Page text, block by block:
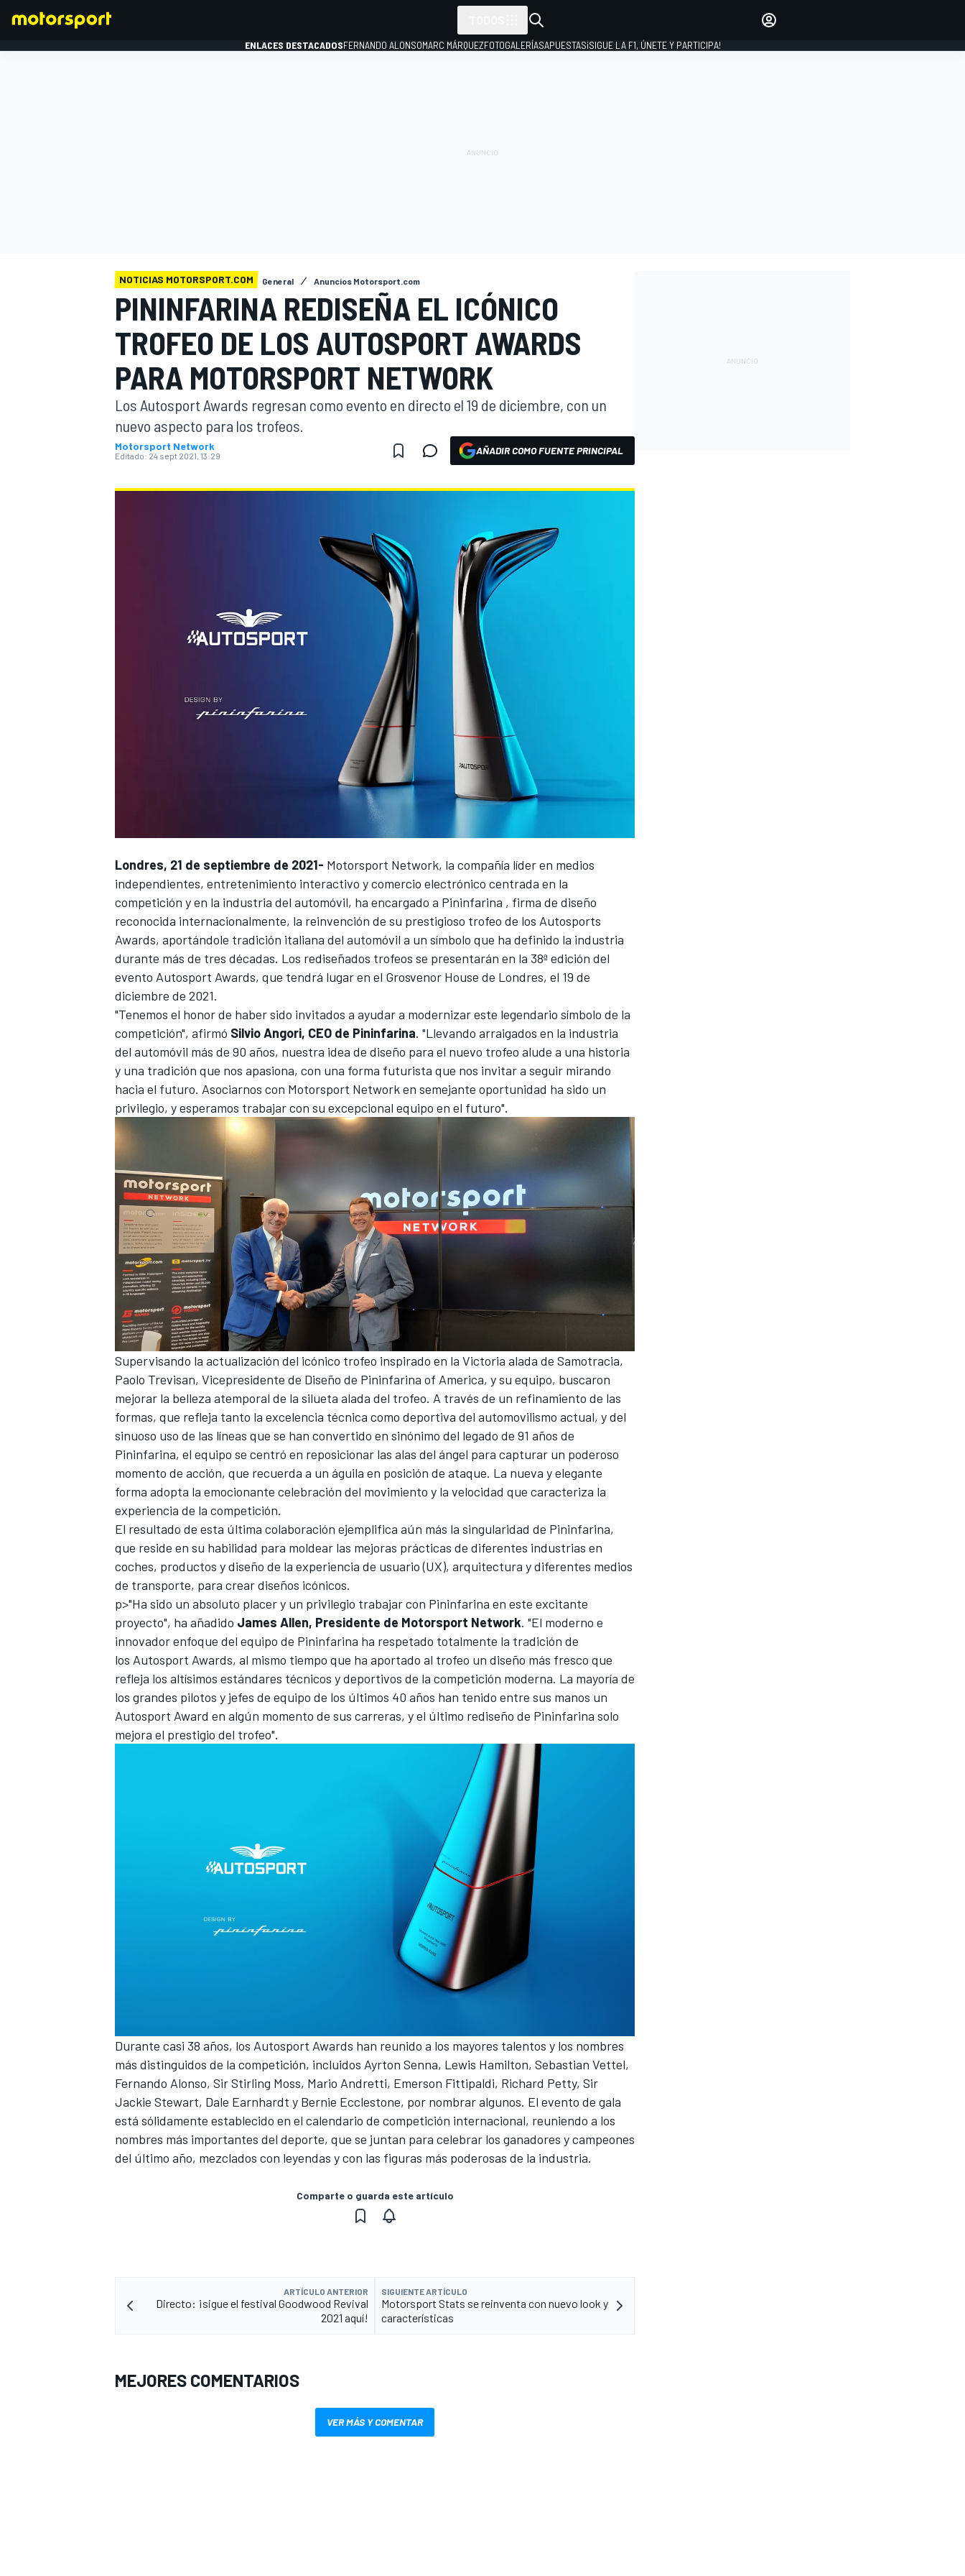
MÁS CATEGORÍAS
ENLACES DESTACADOSFERNANDO ALONSOMARC MÁRQUEZFOTOGALERÍASAPUESTAS¡SIGUE LA F1, ÚNETE Y PARTICIPA!
NOTICIAS MOTORSPORT.COM General Anuncios Motorsport.com
PININFARINA REDISEÑA EL ICÓNICO
TROFEO DE LOS AUTOSPORT AWARDS
PARA MOTORSPORT NETWORK
Los Autosport Awards regresan como evento en directo el 19 de diciembre, con un
nuevo aspecto para los trofeos.
Motorsport Network
Editado: 24 sept 2021, 13:29 AÑADIR COMO FUENTE PRINCIPAL
Londres, 21 de septiembre de 2021- Motorsport Network, la compañía líder en medios
independientes, entretenimiento interactivo y comercio electrónico centrada en la
competición y en la industria del automóvil, ha encargado a Pininfarina , firma de diseño
reconocida internacionalmente, la reinvención de su prestigioso trofeo de los Autosports
Awards, aportándole tradición italiana del automóvil a un símbolo que ha definido la industria
durante más de tres décadas. Los rediseñados trofeos se presentarán en la 38ª edición del
evento Autosport Awards, que tendrá lugar en el Grosvenor House de Londres, el 19 de
diciembre de 2021.
"Tenemos el honor de haber sido invitados a ayudar a modernizar este legendario símbolo de la
competición", afirmó Silvio Angori, CEO de Pininfarina. "Llevando arraigados en la industria
del automóvil más de 90 años, nuestra idea de diseño para el nuevo trofeo alude a una historia
y una tradición que nos apasiona, con una forma futurista que nos invitar a seguir mirando
hacia el futuro. Asociarnos con Motorsport Networken semejante oportunidad ha sido un
privilegio, y esperamos trabajar con su excepcional equipo en el futuro".
Supervisando la actualización del icónico trofeo inspirado en la Victoria alada de Samotracia,
Paolo Trevisan, Vicepresidente de Diseño de Pininfarina of America, y su equipo, buscaron
mejorar la belleza atemporal de la silueta alada del trofeo. A través de un refinamiento de las
formas, que refleja tanto la excelencia técnica como deportiva del automovilismo actual, y del
sinuoso uso de las líneas que se han convertido en sinónimo del legado de 91 años de
Pininfarina, el equipo se centró en reposicionar las alas del ángel para capturar un poderoso
momento de acción, que recuerda a un águila en posición de ataque. La nueva y elegante
forma adopta la emocionante celebración del movimiento y la velocidad que caracteriza la
experiencia de la competición.
El resultado de esta última colaboración ejemplifica aún más la singularidad de Pininfarina,
que reside en su habilidad para moldear las mejoras prácticas de diferentes industrias en
coches, productos y diseño de la experiencia de usuario (UX), arquitectura y diferentes medios
de transporte, para crear diseños icónicos.
p>"Ha sido un absoluto placer y un privilegio trabajar con Pininfarina en este excitante
proyecto", ha añadido James Allen, Presidente de Motorsport Network. "El moderno e
innovador enfoque del equipo de Pininfarina ha respetado totalmente la tradición de
los Autosport Awards, al mismo tiempo que ha aportado al trofeo un diseño más fresco que
refleja los altísimos estándares técnicos y deportivos de la competición moderna. La mayoría de
los grandes pilotos y jefes de equipo de los últimos 40 años han tenido entre sus manos un
Autosport Award en algún momento de sus carreras, y el último rediseño de Pininfarina solo
mejora el prestigio del trofeo".
Durante casi 38 años, los Autosport Awards han reunido a los mayores talentos y los nombres
más distinguidos de la competición, incluidos Ayrton Senna, Lewis Hamilton, Sebastian Vettel,
Fernando Alonso, Sir Stirling Moss, Mario Andretti, Emerson Fittipaldi, Richard Petty, Sir
Jackie Stewart, Dale Earnhardt y Bernie Ecclestone, por nombrar algunos. El evento de gala
está sólidamente establecido en el calendario de competición internacional, reuniendo a los
nombres más importantes del deporte, que se juntan para celebrar los ganadores y campeones
del último año, mezclados con leyendas y con las figuras más poderosas de la industria.
Comparte o guarda este artículo
ARTÍCULO ANTERIOR
Directo: ¡sigue el festival Goodwood Revival
2021 aquí!
SIGUIENTE ARTÍCULO
Motorsport Stats se reinventa con nuevo look y
características
MEJORES COMENTARIOS
VER MÁS Y COMENTAR